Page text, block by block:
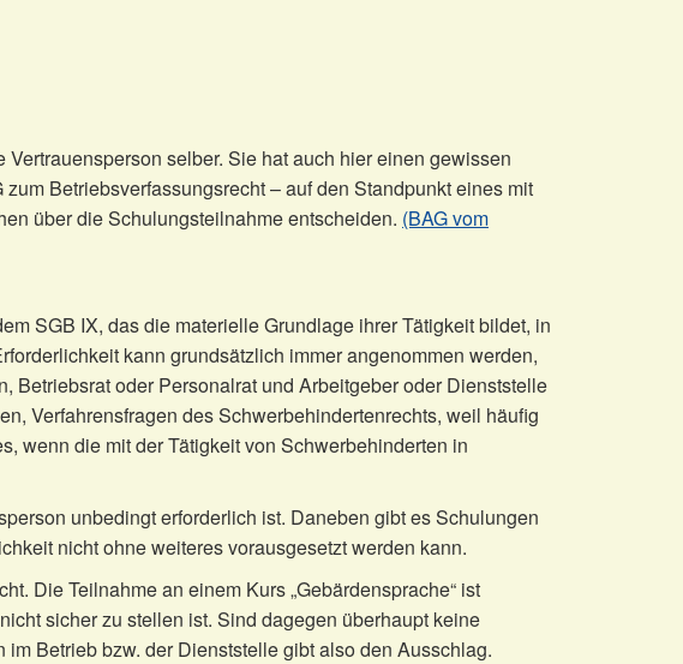
selber. Sie hat auch hier einen gewissen
Betriebsverfassungsrecht – auf den Standpunkt eines mit
über die Schulungsteilnahme entscheiden. (BAG vom
SGB IX, das die materielle Grundlage ihrer Tätigkeit bildet, in
kann grundsätzlich immer angenommen werden,
Betriebsrat oder Personalrat und Arbeitgeber oder Dienststelle
Verfahrensfragen des Schwerbehindertenrechts, weil häufig
wenn die mit der Tätigkeit von Schwerbehinderten in
unbedingt erforderlich ist. Daneben gibt es Schulungen
nicht ohne weiteres vorausgesetzt werden kann.
Die Teilnahme an einem Kurs „Gebärdensprache“ ist
sicher zu stellen ist. Sind dagegen überhaupt keine
Betrieb bzw. der Dienststelle gibt also den Ausschlag.